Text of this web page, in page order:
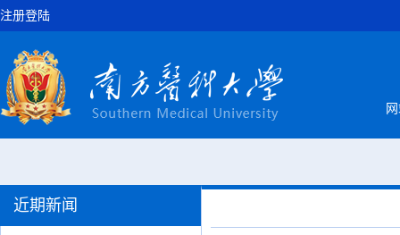
注册登陆
近期新闻